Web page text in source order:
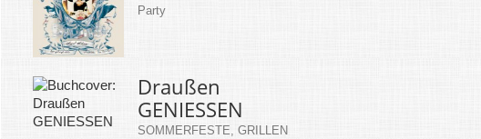
Party
Draußen
GENIESSEN
SOMMERFESTE, GRILLEN